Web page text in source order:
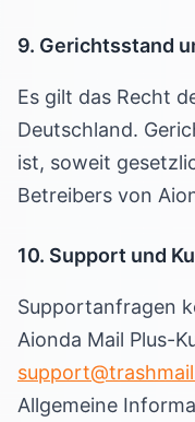
9. Gerichtsstand
Es gilt das Recht
Deutschland.
ist, soweit
Betreibers von
10. Support und
Supportanfragen
Aionda Mail Plus-
Allgemeine